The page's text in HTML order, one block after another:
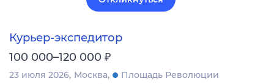
Курьер-экспедитор
100 000–120 000 ₽
23 июля 2026 Москва
Площадь Революции